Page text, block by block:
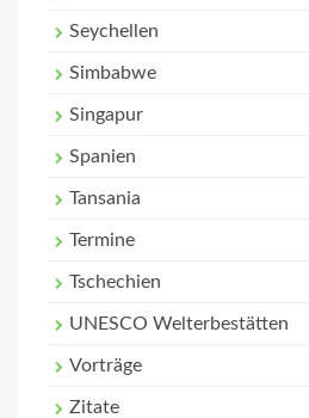
Seychellen
Simbabwe
Singapur
Spanien
Tansania
Termine
Tschechien
UNESCO Welterbestätten
Vorträge
Zitate